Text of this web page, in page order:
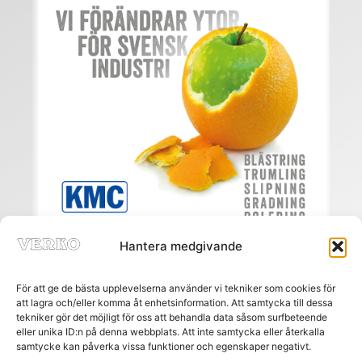
Hantera medgivande
För att ge de bästa upplevelserna använder vi tekniker som cookies för
att lagra och/eller komma åt enhetsinformation. Att samtycka till dessa
tekniker gör det möjligt för oss att behandla data såsom surfbeteende
eller unika ID:n på denna webbplats. Att inte samtycka eller återkalla
samtycke kan påverka vissa funktioner och egenskaper negativt.
Meny